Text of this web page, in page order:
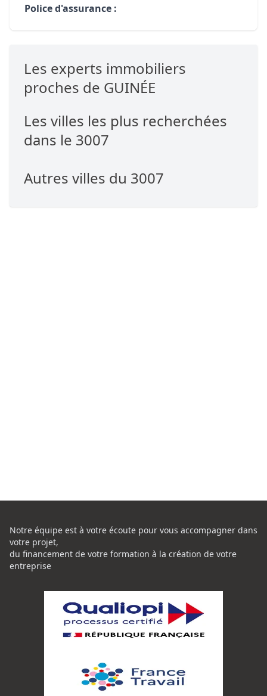
Police d'assurance :
Les experts immobiliers
proches de GUINÉE
Les villes les plus recherchées
dans le 3007
Autres villes du 3007
Notre équipe est à votre écoute pour vous accompagner dans
votre projet,
du financement de votre formation à la création de votre
entreprise